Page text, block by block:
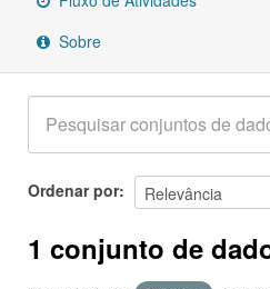
Sobre
Ordenar por
1 conjunto de